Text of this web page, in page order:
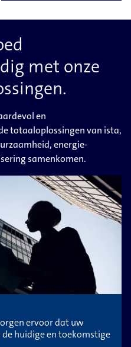
met onze
en
totaaloplossingen van ista,
energie-
samenkomen.
ervoor dat uw
huidige en toekomstige